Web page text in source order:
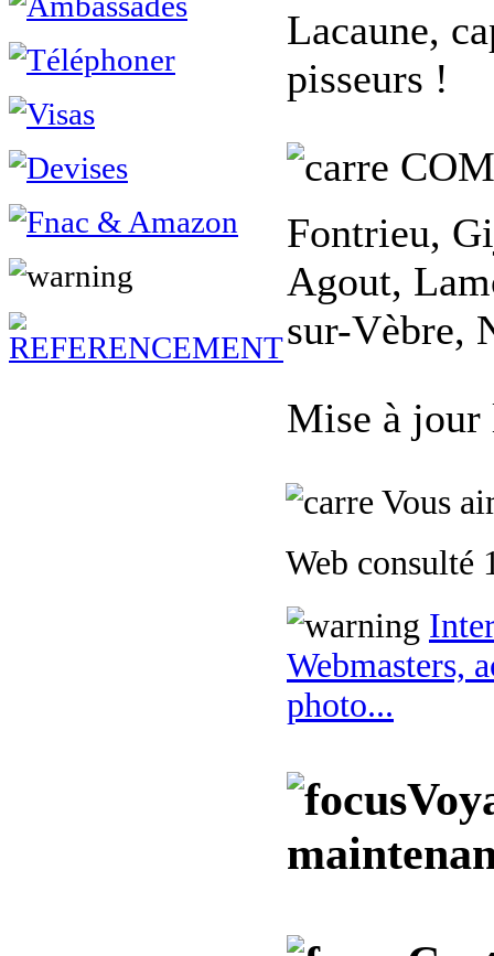
Lacaune,
pisseurs !
Fontrieu,
Agout,
sur-Vèbre,
Mise à jour
Vous
Web consulté
Webmasters,
photo...